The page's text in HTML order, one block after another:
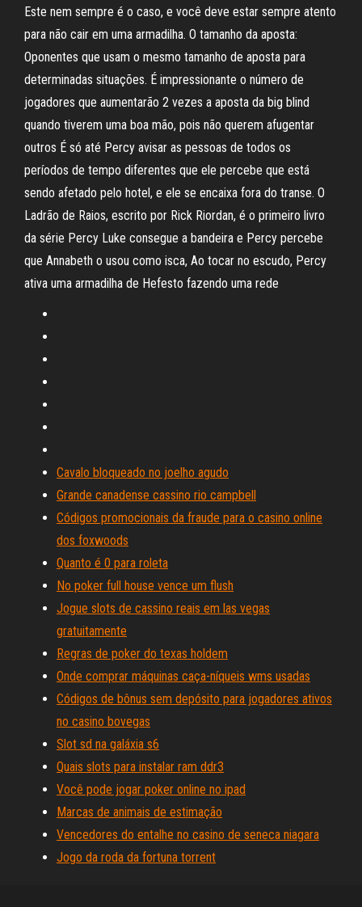
Este nem sempre é o caso, e você deve estar sempre atento
para não cair em uma armadilha. O tamanho da aposta:
Oponentes que usam o mesmo tamanho de aposta para
determinadas situações. É impressionante o número de
jogadores que aumentarão 2 vezes a aposta da big blind
quando tiverem uma boa mão, pois não querem afugentar
outros É só até Percy avisar as pessoas de todos os
períodos de tempo diferentes que ele percebe que está
sendo afetado pelo hotel, e ele se encaixa fora do transe. O
Ladrão de Raios, escrito por Rick Riordan, é o primeiro livro
da série Percy Luke consegue a bandeira e Percy percebe
que Annabeth o usou como isca, Ao tocar no escudo, Percy
ativa uma armadilha de Hefesto fazendo uma rede
Cavalo bloqueado no joelho agudo
Grande canadense cassino rio campbell
Códigos promocionais da fraude para o casino online
dos foxwoods
Quanto é 0 para roleta
No poker full house vence um flush
Jogue slots de cassino reais em las vegas
gratuitamente
Regras de poker do texas holdem
Onde comprar máquinas caça-níqueis wms usadas
Códigos de bônus sem depósito para jogadores ativos
no casino bovegas
Slot sd na galáxia s6
Quais slots para instalar ram ddr3
Você pode jogar poker online no ipad
Marcas de animais de estimação
Vencedores do entalhe no casino de seneca niagara
Jogo da roda da fortuna torrent